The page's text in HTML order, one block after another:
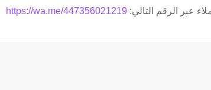
عبر الرقم التالي: https://wa.me/447356021219